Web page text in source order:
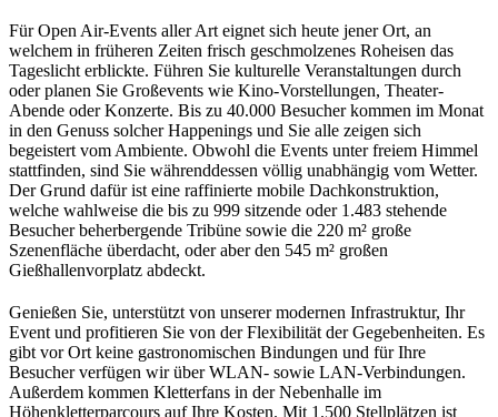
Für Open Air-Events aller Art eignet sich heute jener Ort, an
welchem in früheren Zeiten frisch geschmolzenes Roheisen das
Tageslicht erblickte. Führen Sie kulturelle Veranstaltungen durch
oder planen Sie Großevents wie Kino-Vorstellungen, Theater-
Abende oder Konzerte. Bis zu 40.000 Besucher kommen im Monat
in den Genuss solcher Happenings und Sie alle zeigen sich
begeistert vom Ambiente. Obwohl die Events unter freiem Himmel
stattfinden, sind Sie währenddessen völlig unabhängig vom Wetter.
Der Grund dafür ist eine raffinierte mobile Dachkonstruktion,
welche wahlweise die bis zu 999 sitzende oder 1.483 stehende
Besucher beherbergende Tribüne sowie die 220 m² große
Szenenfläche überdacht, oder aber den 545 m² großen
Gießhallenvorplatz abdeckt.
Genießen Sie, unterstützt von unserer modernen Infrastruktur, Ihr
Event und profitieren Sie von der Flexibilität der Gegebenheiten. Es
gibt vor Ort keine gastronomischen Bindungen und für Ihre
Besucher verfügen wir über WLAN- sowie LAN-Verbindungen.
Außerdem kommen Kletterfans in der Nebenhalle im
Höhenkletterparcours auf Ihre Kosten. Mit 1.500 Stellplätzen ist